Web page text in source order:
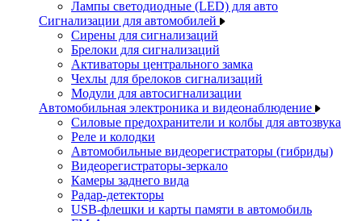
Лампы светодиодные (LED) для авто
Сигнализации для автомобилей
Сирены для сигнализаций
Брелоки для сигнализаций
Активаторы центрального замка
Чехлы для брелоков сигнализаций
Модули для автосигнализации
Автомобильная электроника и видеонаблюдение
Силовые предохранители и колбы для автозвука
Реле и колодки
Автомобильные видеорегистраторы (гибриды)
Видеорегистраторы-зеркало
Камеры заднего вида
Радар-детекторы
USB-флешки и карты памяти в автомобиль